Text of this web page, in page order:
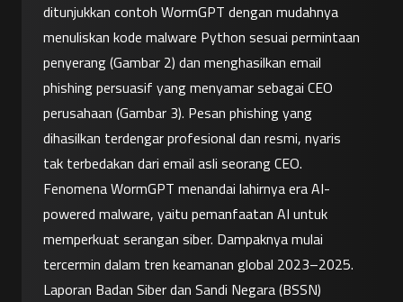
ditunjukkan contoh WormGPT dengan mudahnya
menuliskan kode malware Python sesuai permintaan
penyerang (Gambar 2) dan menghasilkan email
phishing persuasif yang menyamar sebagai CEO
perusahaan (Gambar 3). Pesan phishing yang
dihasilkan terdengar profesional dan resmi, nyaris
tak terbedakan dari email asli seorang CEO.
Fenomena WormGPT menandai lahirnya era AI-
powered malware, yaitu pemanfaatan AI untuk
memperkuat serangan siber. Dampaknya mulai
tercermin dalam tren keamanan global 2023–2025.
Laporan Badan Siber dan Sandi Negara (BSSN)